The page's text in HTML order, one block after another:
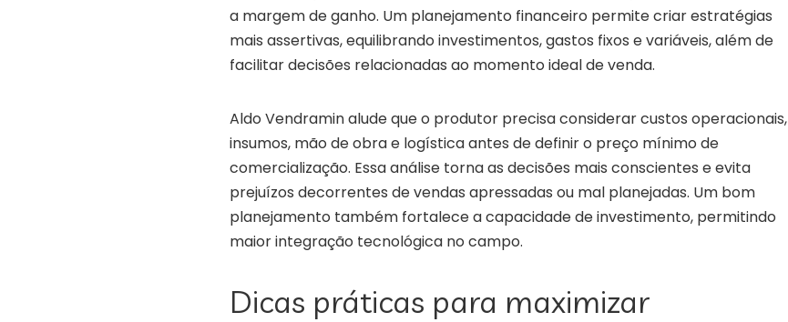
a margem de ganho. Um planejamento financeiro permite criar estratégias
mais assertivas, equilibrando investimentos, gastos fixos e variáveis, além de
facilitar decisões relacionadas ao momento ideal de venda.
Aldo Vendramin alude que o produtor precisa considerar custos operacionais,
insumos, mão de obra e logística antes de definir o preço mínimo de
comercialização. Essa análise torna as decisões mais conscientes e evita
prejuízos decorrentes de vendas apressadas ou mal planejadas. Um bom
planejamento também fortalece a capacidade de investimento, permitindo
maior integração tecnológica no campo.
Dicas práticas para maximizar